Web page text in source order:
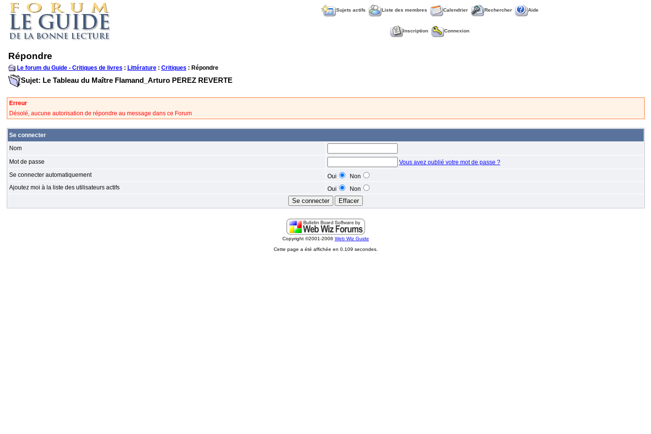
Sujets actifs Liste des membres Calendrier Rechercher Aide
Inscription Connexion
Répondre
Le forum du Guide - Critiques de livres : Littérature: Critiques : Répondre
Sujet: Le Tableau du Maître Flamand_Arturo PEREZ REVERTE
Erreur
Désolé, aucune autorisation de répondre au message dans ce Forum
Se connecter
Nom
Mot de passe
Vous avez oublié votre mot de passe ?
Se connecter automatiquement
Oui
Non
Ajoutez moi à la liste des utilisateurs actifs
Oui Non
Copyright ©2001-2006 Web Wiz Guide
Cette page a été affichée en 0.109 secondes.